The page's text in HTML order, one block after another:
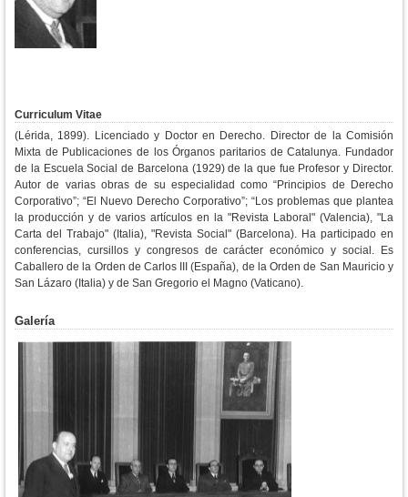
Curriculum Vitae
(Lérida, 1899). Licenciado y Doctor en Derecho. Director de la Comisión
Mixta de Publicaciones de los Órganos paritarios de Catalunya. Fundador
de la Escuela Social de Barcelona (1929) de la que fue Profesor y Director.
Autor de varias obras de su especialidad como “Principios de Derecho
Corporativo”; “El Nuevo Derecho Corporativo”; “Los problemas que plantea
la producción y de varios artículos en la "Revista Laboral" (Valencia), "La
Carta del Trabajo" (Italia), "Revista Social" (Barcelona). Ha participado en
conferencias, cursillos y congresos de carácter económico y social. Es
Caballero de la Orden de Carlos III (España), de la Orden de San Mauricio y
San Lázaro (Italia) y de San Gregorio el Magno (Vaticano).
Galería